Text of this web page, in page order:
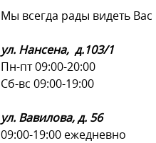
Мы всегда рады видеть
ул. Нансена, д.103/1
Пн-пт 09:00-20:00
Сб-вс 09:00-19:00
ул. Вавилова, д. 56
09:00-19:00 ежедневно